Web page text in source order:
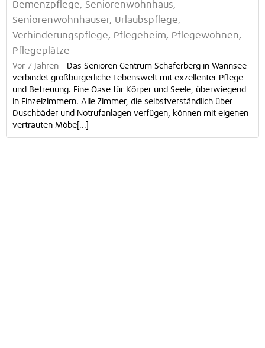
Demenzpflege, Seniorenwohnhaus,
Seniorenwohnhäuser, Urlaubspflege,
Verhinderungspflege, Pflegeheim, Pflegewohnen,
Pflegeplätze
Vor 7 Jahren – Das Senioren Centrum Schäferberg in Wannsee
verbindet großbürgerliche Lebenswelt mit exzellenter Pflege
und Betreuung. Eine Oase für Körper und Seele, überwiegend
in Einzelzimmern. Alle Zimmer, die selbstverständlich über
Duschbäder und Notrufanlagen verfügen, können mit eigenen
vertrauten Möbe[...]